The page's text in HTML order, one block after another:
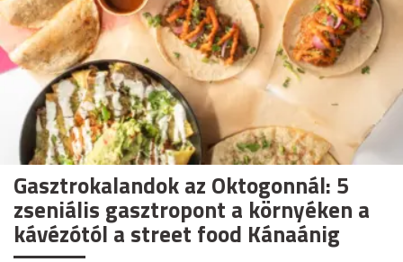
Gasztrokalandok az Oktogonnál: 5
zseniális gasztropont a környéken a
kávézótól a street food Kánaánig